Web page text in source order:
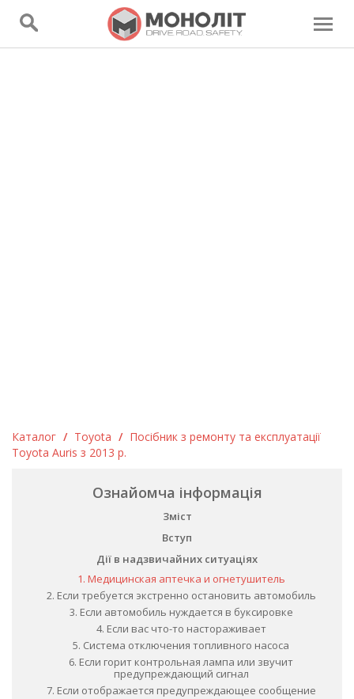
Каталог / Toyota / Посібник з ремонту та експлуатації
Toyota Auris з 2013 р.
Ознайомча інформація
Зміст
Вступ
Дії в надзвичайних ситуаціях
1. Медицинская аптечка и огнетушитель
2. Если требуется экстренно остановить автомобиль
3. Если автомобиль нуждается в буксировке
4. Если вас что-то настораживает
5. Система отключения топливного насоса
6. Если горит контрольная лампа или звучит
предупреждающий сигнал
7. Если отображается предупреждающее сообщение